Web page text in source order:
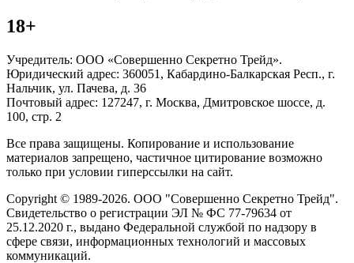
18+
Учредитель: ООО «Совершенно Секретно Трейд».
Юридический адрес: 360051, Кабардино-Балкарская Респ., г.
Нальчик, ул. Пачева, д. 36
Почтовый адрес: 127247, г. Москва, Дмитровское шоссе, д.
100, стр. 2
Все права защищены. Копирование и использование
материалов запрещено, частичное цитирование возможно
только при условии гиперссылки на сайт.
Copyright © 1989-2026. ООО "Совершенно Секретно Трейд".
Свидетельство о регистрации ЭЛ № ФС 77-79634 от
25.12.2020 г., выдано Федеральной службой по надзору в
сфере связи, информационных технологий и массовых
коммуникаций.